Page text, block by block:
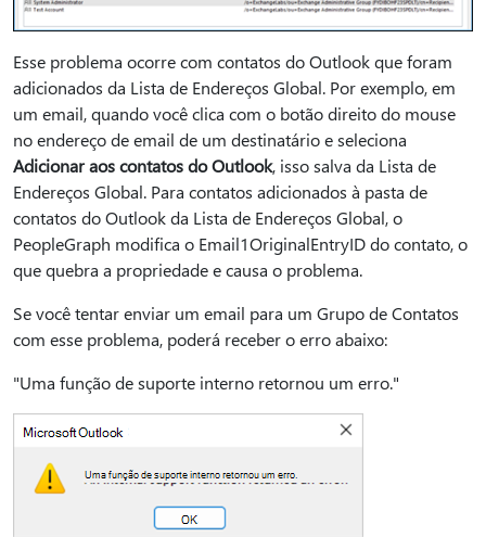
Esse problema ocorre com contatos do Outlook que foram
adicionados da Lista de Endereços Global. Por exemplo, em
um email, quando você clica com o botão direito do mouse
no endereço de email de um destinatário e seleciona
Adicionar aos contatos do Outlook, isso salva da Lista de
Endereços Global. Para contatos adicionados à pasta de
contatos do Outlook da Lista de Endereços Global, o
PeopleGraph modifica o Email1OriginalEntryID do contato, o
que quebra a propriedade e causa o problema.
Se você tentar enviar um email para um Grupo de Contatos
com esse problema, poderá receber o erro abaixo:
"Uma função de suporte interno retornou um erro."